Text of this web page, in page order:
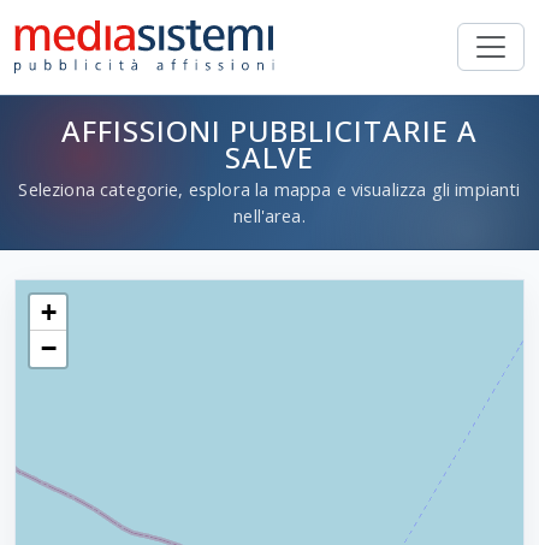
AFFISSIONI PUBBLICITARIE A
SALVE
Seleziona categorie, esplora la mappa e visualizza gli impianti
nell'area.
+
−